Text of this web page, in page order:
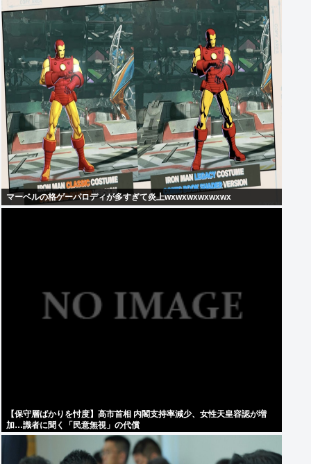
マーベルの格ゲーパロディが多すぎて炎上wxwxwxwxwxwx
【保守層ばかりを忖度】高市首相 内閣支持率減少、女性天皇容認が増
加…識者に聞く「民意無視」の代償